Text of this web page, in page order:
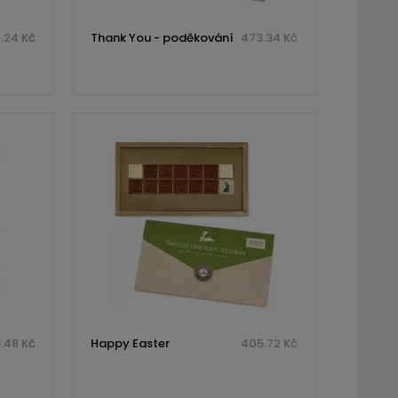
Kč Thank You - poděkování 473.34 Kč
Kč Happy Easter 405.72 Kč